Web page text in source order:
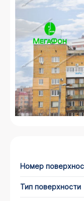
Номер
Тип поверхности